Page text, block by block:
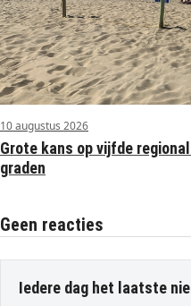
10 augustus 2026
Grote kans op vijfde
graden
Geen reacties
Iedere dag het laatste